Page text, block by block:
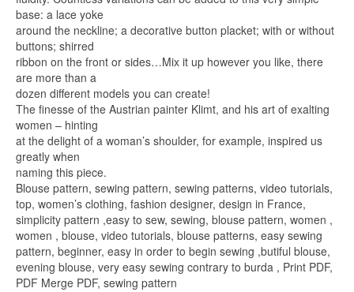
base: a lace yoke
around the neckline; a decorative button placket; with or without
buttons; shirred
ribbon on the front or sides…Mix it up however you like, there
are more than a
dozen different models you can create!
The finesse of the Austrian painter Klimt, and his art of exalting
women – hinting
at the delight of a woman’s shoulder, for example, inspired us
greatly when
naming this piece.
Blouse pattern, sewing pattern, sewing patterns, video tutorials,
top, women’s clothing, fashion designer, design in France,
simplicity pattern ,easy to sew, sewing, blouse pattern, women ,
women , blouse, video tutorials, blouse patterns, easy sewing
pattern, beginner, easy in order to begin sewing ,butiful blouse,
evening blouse, very easy sewing contrary to burda , Print PDF,
PDF Merge PDF, sewing pattern